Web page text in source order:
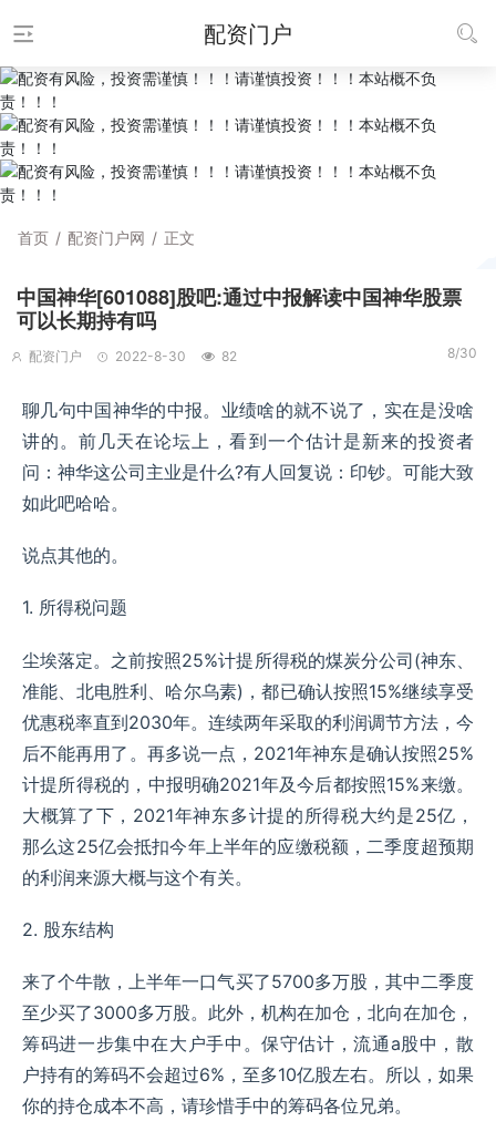
配资门户
首页 / 配资门户网 / 正文
中国神华[601088]股吧:通过中报解读中国神华股票
可以长期持有吗
配资门户 2022-8-30 82 8/30
聊几句中国神华的中报。业绩啥的就不说了，实在是没啥
讲的。前几天在论坛上，看到一个估计是新来的投资者
问：神华这公司主业是什么?有人回复说：印钞。可能大致
如此吧哈哈。
说点其他的。
1. 所得税问题
尘埃落定。之前按照25%计提所得税的煤炭分公司(神东、
准能、北电胜利、哈尔乌素)，都已确认按照15%继续享受
优惠税率直到2030年。连续两年采取的利润调节方法，今
后不能再用了。再多说一点，2021年神东是确认按照25%
计提所得税的，中报明确2021年及今后都按照15%来缴。
大概算了下，2021年神东多计提的所得税大约是25亿，
那么这25亿会抵扣今年上半年的应缴税额，二季度超预期
的利润来源大概与这个有关。
2. 股东结构
来了个牛散，上半年一口气买了5700多万股，其中二季度
至少买了3000多万股。此外，机构在加仓，北向在加仓，
筹码进一步集中在大户手中。保守估计，流通a股中，散
户持有的筹码不会超过6%，至多10亿股左右。所以，如果
你的持仓成本不高，请珍惜手中的筹码各位兄弟。